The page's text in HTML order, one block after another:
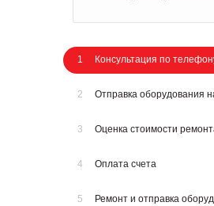
1 Консультация по
2 Отправка оборудования
3 Оценка стоимости
4 Оплата счета
5 Ремонт и отправка